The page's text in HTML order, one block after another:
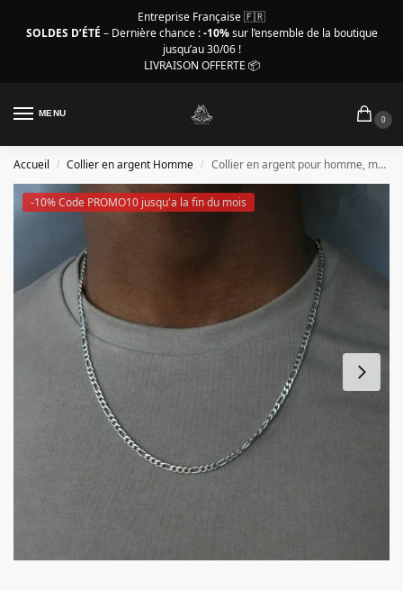
Entreprise Française 🇫🇷
SOLDES D’ÉTÉ – Dernière chance :-10%sur l’ensemble de la boutique
jusqu’au 30/06 !
LIVRAISON OFFERTE 📦
MENU
0
Accueil / Collier en argent Homme / Collier en argent pour homme, maille Figaro 2 à 12 mm
-10% Code PROMO10 jusqu'a la fin du mois